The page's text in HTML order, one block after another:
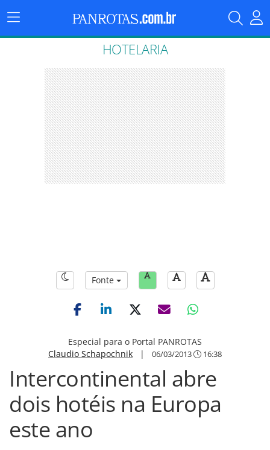
Menu
Principal
HOTELARIA
Fonte
Especial para o Portal PANROTAS
Claudio Schapochnik | 06/03/2013 16:38
Intercontinental abre
dois hotéis na Europa
este ano